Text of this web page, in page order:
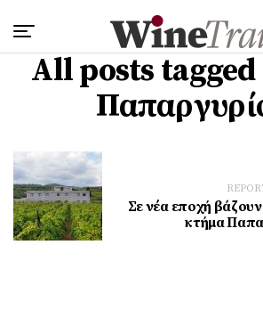
All posts
Σε νέα εποχή
κτήμα